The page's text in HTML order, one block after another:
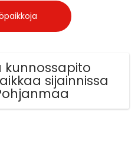
kunnossapito
sijainnissa